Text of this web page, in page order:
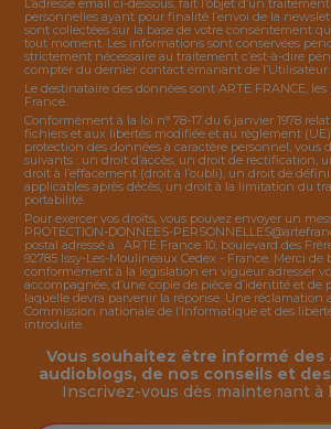
L’adresse email ci-dessous, fait l’objet d’un
personnelles ayant pour finalité l’envoi de la
sont collectées sur la base de votre consentement
tout moment. Les informations sont conservées
strictement nécessaire au traitement c’est-à-dire
compter du dernier contact émanant de l’Utilisateur.
Le destinataire des données sont ARTE FRANCE, les
France.
Conformément à la loi n° 78-17 du 6 janvier 1978
fichiers et aux libertés modifiée et au règlement (UE)
protection des données à caractère personnel, vous
suivants : un droit d’accès, un droit de rectification,
droit à l’effacement (droit à l’oubli), un droit de
applicables après décès, un droit à la limitation du
portabilité.
Pour exercer vos droits, vous pouvez envoyer un
PROTECTION-DONNEES-
postal adressé à : ARTE France 10, boulevard des
92785 Issy-Les-Moulineaux Cedex - France. Merci de
conformément à la législation en vigueur adresser
accompagnée, d’une copie de pièce d’identité et de
laquelle devra parvenir la réponse. Une réclamation
Commission nationale de l’Informatique et des
introduite.
Vous souhaitez être informé des
audioblogs, de nos conseils et
Inscrivez-vous dès maintenant à